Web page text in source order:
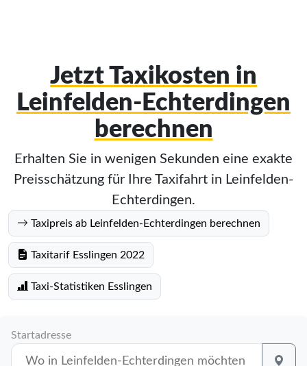
Jetzt Taxikosten in
Leinfelden-Echterdingen
berechnen
Erhalten Sie in wenigen Sekunden eine exakte
Preisschätzung für Ihre Taxifahrt in Leinfelden-
Echterdingen.
Taxipreis ab Leinfelden-Echterdingen berechnen
Taxitarif Esslingen 2022
Taxi-Statistiken Esslingen
Startadresse